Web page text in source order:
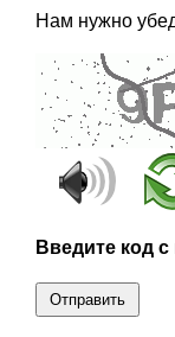
Нам нужно
Введите код с
Отправить